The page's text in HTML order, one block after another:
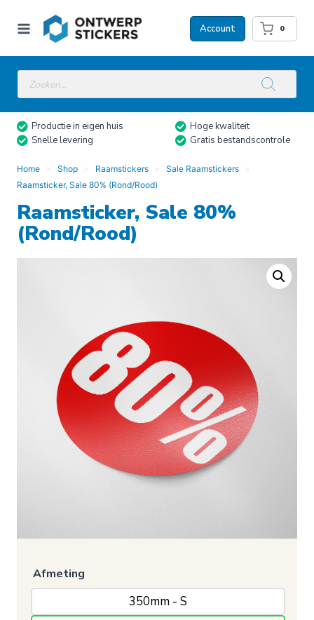
naar
Account 0
Producten
zoeken
Productie in eigen huis
Hoge kwaliteit
Snelle levering
Gratis bestandscontrole
Home Shop Raamstickers
Sale Raamstickers
Raamsticker, Sale 80% (Rond/Rood)
Raamsticker, Sale 80%
(Rond/Rood)
Afmeting
350mm - S